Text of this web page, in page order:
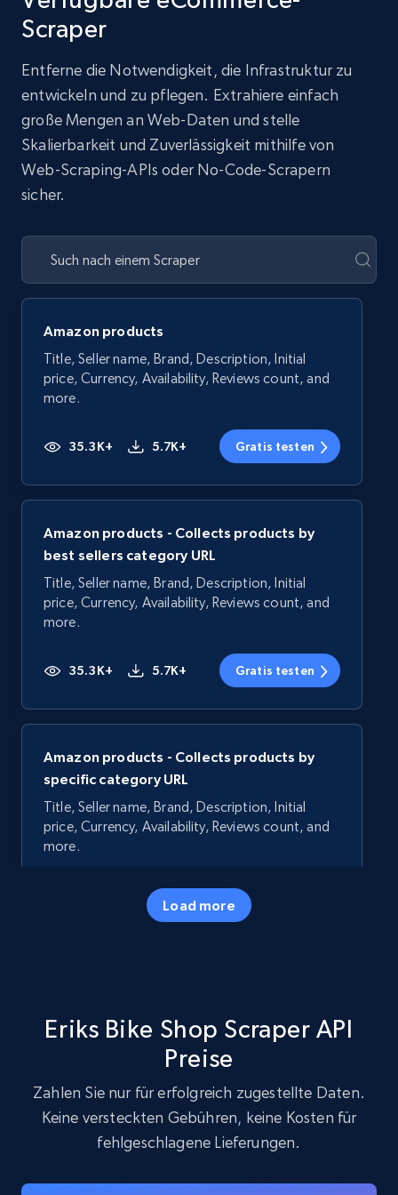
Scraper
Entferne die Notwendigkeit, die Infrastruktur zu
entwickeln und zu pflegen. Extrahiere einfach
große Mengen an Web-Daten und stelle
Skalierbarkeit und Zuverlässigkeit mithilfe von
Web-Scraping-APIs oder No-Code-Scrapern
sicher.
Amazon products
Title, Seller name, Brand, Description, Initial
price, Currency, Availability, Reviews count, and
more.
35.3K+ 5.7K+ Gratis testen
Amazon products - Collects products by
best sellers category URL
Title, Seller name, Brand, Description, Initial
price, Currency, Availability, Reviews count, and
more.
35.3K+ 5.7K+ Gratis testen
Amazon products - Collects products by
specific category URL
Title, Seller name, Brand, Description, Initial
price, Currency, Availability, Reviews count, and
more.
5.7K+ Gratis testen
Title, Seller name, Brand, Description, Initial
price, Currency, Availability, Reviews count, and
35.3K+ 5.7K+ Gratis testen
Load more
Eriks Bike Shop Scraper API
Preise
Zahlen Sie nur für erfolgreich zugestellte Daten.
Keine versteckten Gebühren, keine Kosten für
fehlgeschlagene Lieferungen.